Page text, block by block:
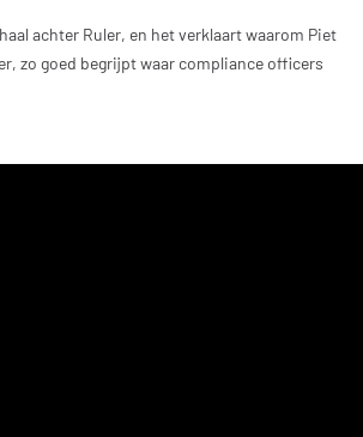
achter Ruler, en het verklaart waarom Piet
zo goed begrijpt waar compliance officers